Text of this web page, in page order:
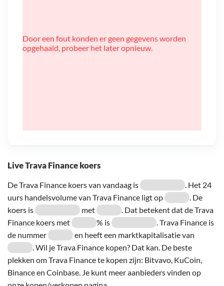
Live Trava Finance koers
De Trava Finance koers van vandaag is
. Het 24
uurs handelsvolume van Trava Finance ligt op
. De
koers is
met
. Dat betekent dat de Trava
Finance koers met
% is
. Trava Finance is
de nummer
en heeft een marktkapitalisatie van
. Wil je Trava Finance kopen? Dat kan. De beste
plekken om Trava Finance te kopen zijn: Bitvavo, KuCoin,
Binance en Coinbase. Je kunt meer aanbieders vinden op
Door een fout konden er geen gegevens worden
opgehaald, probeer het later opnieuw.